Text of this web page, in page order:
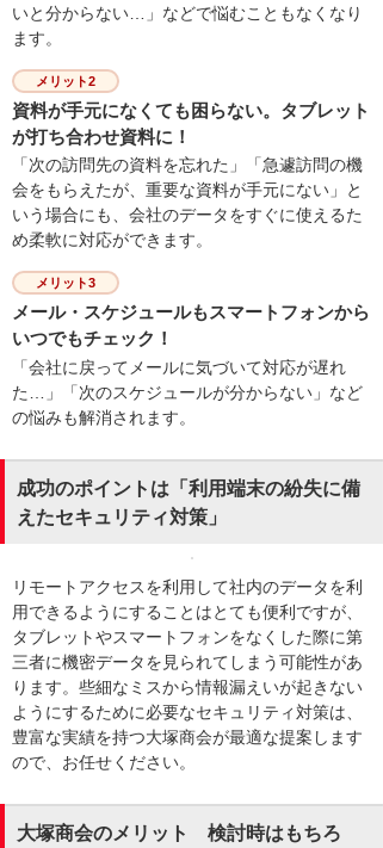
いと分からない…」などで悩むこともなくなり
ます。
メリット2
資料が手元になくても困らない。タブレット
が打ち合わせ資料に！
「次の訪問先の資料を忘れた」「急遽訪問の機
会をもらえたが、重要な資料が手元にない」と
いう場合にも、会社のデータをすぐに使えるた
め柔軟に対応ができます。
メリット3
メール・スケジュールもスマートフォンから
いつでもチェック！
「会社に戻ってメールに気づいて対応が遅れ
た…」「次のスケジュールが分からない」など
の悩みも解消されます。
成功のポイントは「利用端末の紛失に備
えたセキュリティ対策」
リモートアクセスを利用して社内のデータを利
用できるようにすることはとても便利ですが、
タブレットやスマートフォンをなくした際に第
三者に機密データを見られてしまう可能性があ
ります。些細なミスから情報漏えいが起きない
ようにするために必要なセキュリティ対策は、
豊富な実績を持つ大塚商会が最適な提案します
ので、お任せください。
大塚商会のメリット 検討時はもちろ